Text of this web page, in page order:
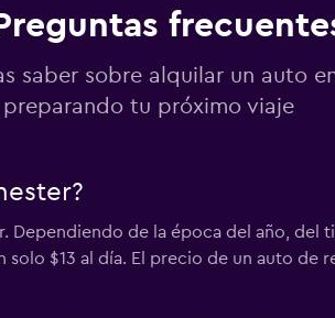
saber sobre alquilar un auto
tu próximo viaje
Dependiendo de la época del año, del
solo $13 al día. El precio de un auto de